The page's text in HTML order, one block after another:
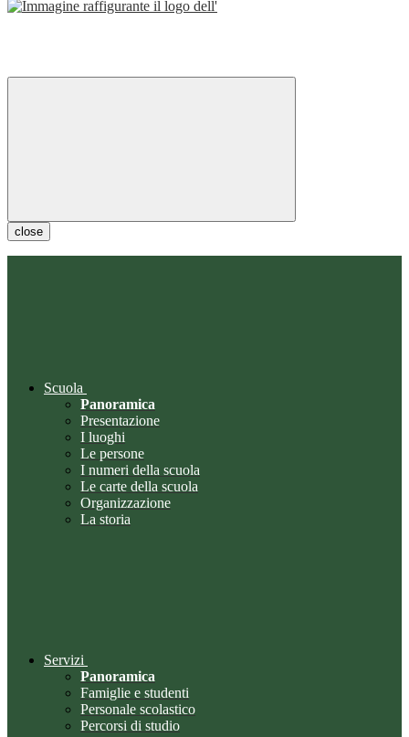
close
Scuola
Panoramica
Presentazione
I luoghi
Le persone
I numeri della scuola
Le carte della scuola
Organizzazione
La storia
Servizi
Panoramica
Famiglie e studenti
Personale scolastico
Percorsi di studio